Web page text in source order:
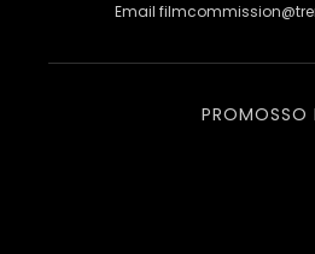
Email
PROMOSSO